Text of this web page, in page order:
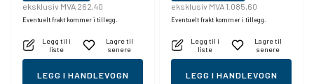
eksklusiv MVA 262,40
Eventuelt frakt kommer i tillegg.
Legg til i
liste
Lagre til
senere
LEGG I HANDLEVOGN
eksklusiv MVA 1.085,60
Eventuelt frakt kommer i tillegg.
Legg til i
liste
Lagre til
senere
LEGG I HANDLEVOGN